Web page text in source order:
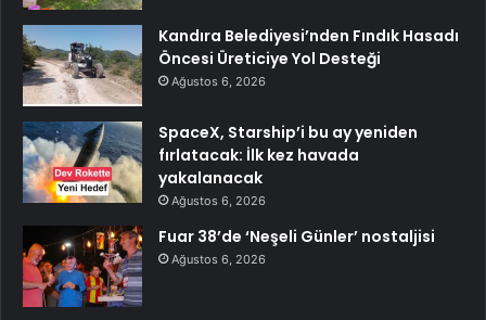
Kandıra Belediyesi’nden Fındık Hasadı
Öncesi Üreticiye Yol Desteği
Ağustos 6, 2026
SpaceX, Starship’i bu ay yeniden
fırlatacak: İlk kez havada
yakalanacak
Ağustos 6, 2026
Fuar 38’de ‘Neşeli Günler’ nostaljisi
Ağustos 6, 2026